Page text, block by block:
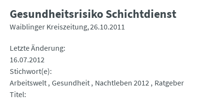
Gesundheitsrisiko Schichtdienst
Waiblinger Kreiszeitung 26.10.2011
Letzte Änderung
16.07.2012
Stichwort(e)
Arbeitswelt Gesundheit Nachtleben 2012 Ratgeber
Titel